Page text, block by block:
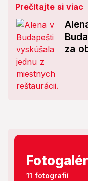
Prečítajte si viac
za
11 fotografií